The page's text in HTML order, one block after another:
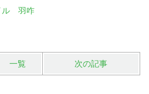
ル 羽咋
一覧 次の記事